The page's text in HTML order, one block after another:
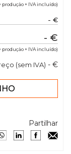
produção + IVA incluído)
- €
- €
produção + IVA incluído)
(sem IVA) - €
Partilhar